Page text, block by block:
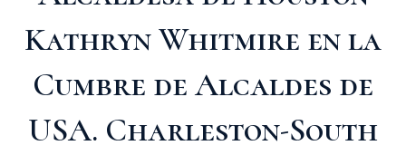
Kathryn Whitmire en la
Cumbre de Alcaldes de
USA. Charleston-South